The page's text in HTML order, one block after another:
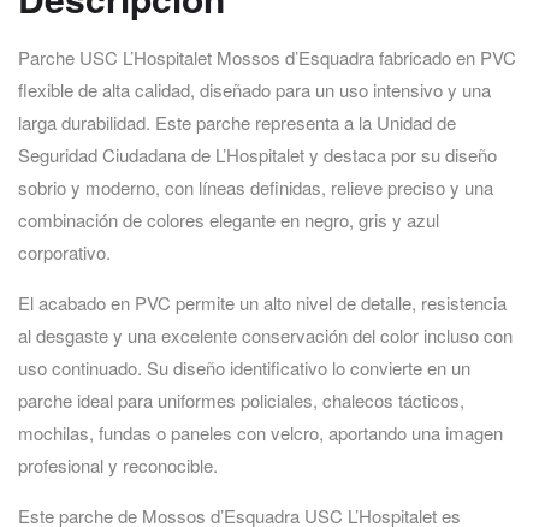
Parche USC L’Hospitalet Mossos d’Esquadra fabricado en PVC
flexible de alta calidad, diseñado para un uso intensivo y una
larga durabilidad. Este parche representa a la Unidad de
Seguridad Ciudadana de L’Hospitalet y destaca por su diseño
sobrio y moderno, con líneas definidas, relieve preciso y una
combinación de colores elegante en negro, gris y azul
corporativo.
El acabado en PVC permite un alto nivel de detalle, resistencia
al desgaste y una excelente conservación del color incluso con
uso continuado. Su diseño identificativo lo convierte en un
parche ideal para uniformes policiales, chalecos tácticos,
mochilas, fundas o paneles con velcro, aportando una imagen
profesional y reconocible.
Este parche de Mossos d’Esquadra USC L’Hospitalet es